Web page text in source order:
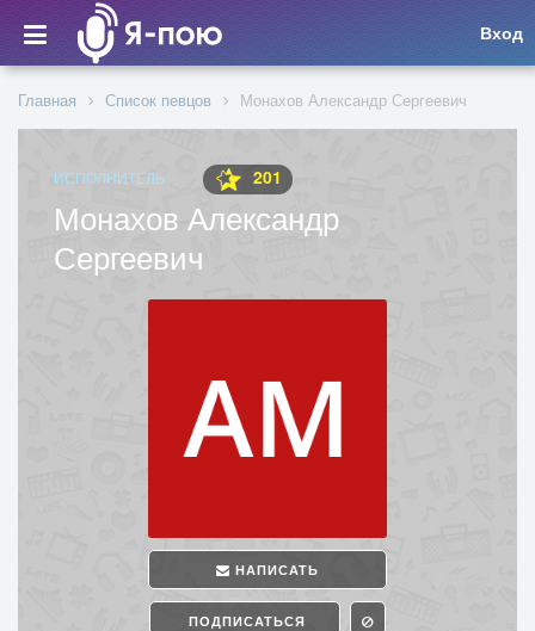
Вход
Главная Список певцов Монахов Александр Сергеевич
ИСПОЛНИТЕЛЬ 201
Монахов Александр
Сергеевич
НАПИСАТЬ
ПОДПИСАТЬСЯ